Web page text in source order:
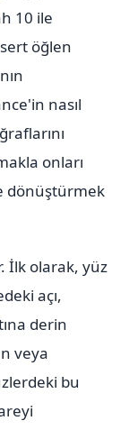
10 ile
öğlen
nasıl
onları
dönüştürmek
İlk olarak, yüz
açı,
derin
veya
bu